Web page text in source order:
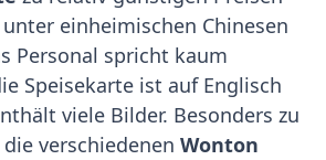
einheimischen Chinesen
Personal spricht kaum
Speisekarte ist auf Englisch
viele Bilder. Besonders zu
verschiedenen Wonton